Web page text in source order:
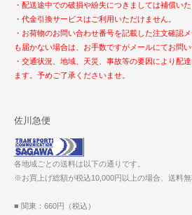
・配送途中での破損や紛失につきましては補償いた
・代金引換サービスはご利用いただけません。
・お荷物のお問い合わせ番号を記載した注文確認
も届かない場合は、お手数ですがメールにてお問い
・交通状況、地域、天災、事故等の要因により配
ます。予めご了承くださいませ。
佐川急便
各地域ごとの送料は以下の通りです。
※お買上げ総額が税込10,000円以上の場合、送料無
■ 関東：660円（税込）